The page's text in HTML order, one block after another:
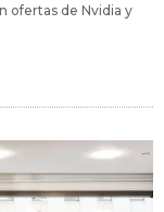
ofertas de Nvidia y